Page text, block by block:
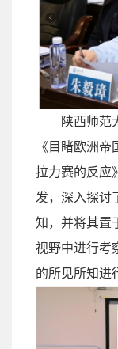
陕西师范
《目睹欧洲帝
拉力赛的反应
发，深入探讨
知，并将其置
视野中进行考
的所见所知进